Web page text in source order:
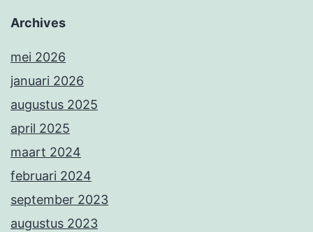
Archives
mei 2026
januari 2026
augustus 2025
april 2025
maart 2024
februari 2024
september 2023
augustus 2023